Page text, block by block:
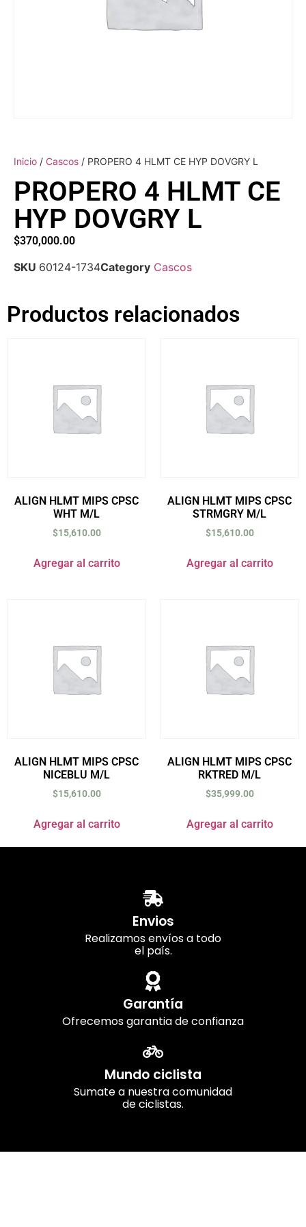
Inicio / Cascos / PROPERO 4 HLMT CE HYP DOVGRY L
PROPERO 4 HLMT CE
HYP DOVGRY L
$370,000.00
SKU 60124-1734Category Cascos
Productos relacionados
ALIGN HLMT MIPS CPSC
WHT M/L
$15,610.00
Agregar al carrito
ALIGN HLMT MIPS CPSC
STRMGRY M/L
$15,610.00
Agregar al carrito
ALIGN HLMT MIPS CPSC
NICEBLU M/L
$15,610.00
Agregar al carrito
ALIGN HLMT MIPS CPSC
RKTRED M/L
$35,999.00
Agregar al carrito
Envios
Realizamos envíos a todo
el país.
Garantía
Ofrecemos garantia de confianza
Mundo ciclista
Sumate a nuestra comunidad
de ciclistas.